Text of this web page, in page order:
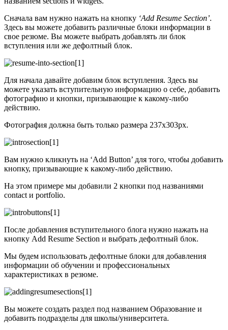
Сначала вам нужно нажать на кнопку ‘Add Resume Section’.
Здесь вы можете добавить различные блоки информации в
свое резюме. Вы можете выбрать добавлять ли блок
вступления или же дефолтный блок.
Для начала давайте добавим блок вступления. Здесь вы
можете указать вступительную информацию о себе, добавить
фотографию и кнопки, призывающие к какому-либо
действию.
Фотография должна быть только размера 237x303px.
Вам нужно кликнуть на ‘Add Button’ для того, чтобы добавить
кнопку, призывающие к какому-либо действию.
На этом примере мы добавили 2 кнопки под названиями
contact и portfolio.
После добавления вступительного блога нужно нажать на
кнопку Add Resume Section и выбрать дефолтный блок.
Мы будем использовать дефолтные блоки для добавления
информации об обучении и профессиональных
характеристиках в резюме.
Вы можете создать раздел под названием Образование и
добавить подразделы для школы/университета.